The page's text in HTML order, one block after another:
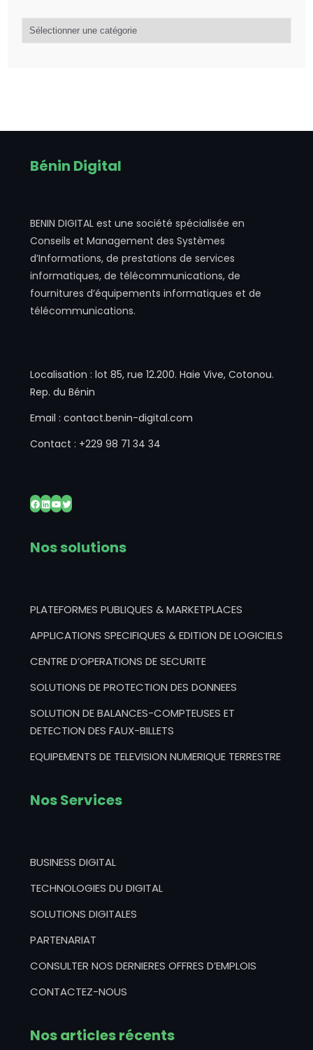
d’articles
Bénin Digital
BENIN DIGITAL est une société spécialisée en
Conseils et Management des Systèmes
d’Informations, de prestations de services
informatiques, de télécommunications, de
fournitures d’équipements informatiques et de
télécommunications.
Localisation : lot 85, rue 12.200. Haie Vive, Cotonou.
Rep. du Bénin
Email : contact.benin-digital.com
Contact : +229 98 71 34 34
Facebook
LinkedIn
YouTube
Twitter
Nos solutions
PLATEFORMES PUBLIQUES & MARKETPLACES
APPLICATIONS SPECIFIQUES & EDITION DE LOGICIELS
CENTRE D’OPERATIONS DE SECURITE
SOLUTIONS DE PROTECTION DES DONNEES
SOLUTION DE BALANCES-COMPTEUSES ET
DETECTION DES FAUX-BILLETS
EQUIPEMENTS DE TELEVISION NUMERIQUE TERRESTRE
Nos Services
BUSINESS DIGITAL
TECHNOLOGIES DU DIGITAL
SOLUTIONS DIGITALES
PARTENARIAT
CONSULTER NOS DERNIERES OFFRES D’EMPLOIS
CONTACTEZ-NOUS
Nos articles récents